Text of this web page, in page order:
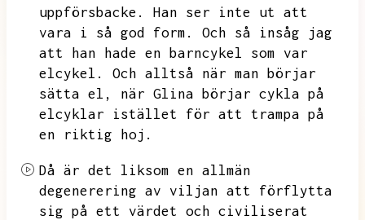
uppförsbacke.
Han ser inte ut att
vara i så god form.
Och så insåg jag
att han hade en barncykel som var
elcykel.
Och alltså när man börjar
sätta el,
när Glina börjar cykla på
elcyklar istället för att trampa på
en riktig hoj.
Då är det liksom en allmän
degenerering av viljan att förflytta
sig på ett värdet och civiliserat